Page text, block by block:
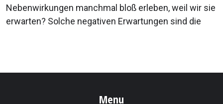
Nebenwirkungen manchmal bloß erleben, weil wir sie
erwarten? Solche negativen Erwartungen sind die
Menu